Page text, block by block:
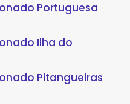
Portuguesa
Ilha do
Pitangueiras